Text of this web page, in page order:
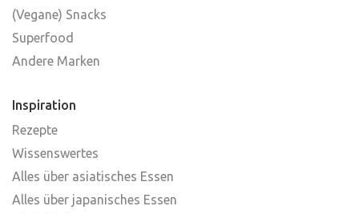
(Vegane) Snacks
Superfood
Andere Marken
Inspiration
Rezepte
Wissenswertes
Alles über asiatisches Essen
Alles über japanisches Essen